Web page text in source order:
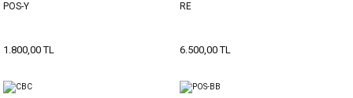
POS-Y
1.800,00 TL
RE
6.500,00 TL